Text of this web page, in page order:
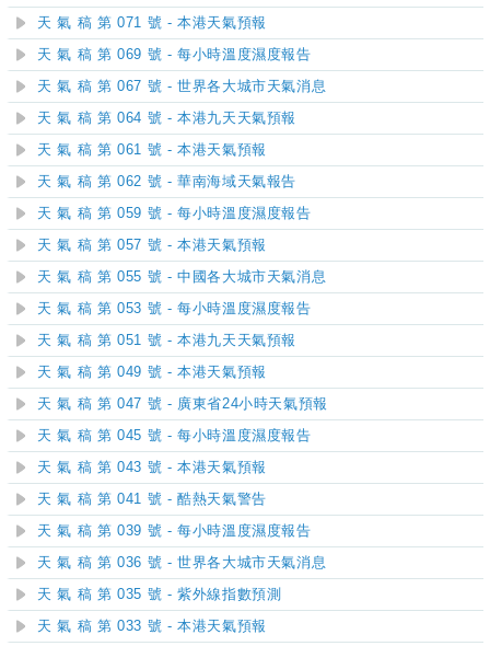
天 氣 稿 第 071 號 - 本港天氣預報
天 氣 稿 第 069 號 - 每小時溫度濕度報告
天 氣 稿 第 067 號 - 世界各大城市天氣消息
天 氣 稿 第 064 號 - 本港九天天氣預報
天 氣 稿 第 061 號 - 本港天氣預報
天 氣 稿 第 062 號 - 華南海域天氣報告
天 氣 稿 第 059 號 - 每小時溫度濕度報告
天 氣 稿 第 057 號 - 本港天氣預報
天 氣 稿 第 055 號 - 中國各大城市天氣消息
天 氣 稿 第 053 號 - 每小時溫度濕度報告
天 氣 稿 第 051 號 - 本港九天天氣預報
天 氣 稿 第 049 號 - 本港天氣預報
天 氣 稿 第 047 號 - 廣東省24小時天氣預報
天 氣 稿 第 045 號 - 每小時溫度濕度報告
天 氣 稿 第 043 號 - 本港天氣預報
天 氣 稿 第 041 號 - 酷熱天氣警告
天 氣 稿 第 039 號 - 每小時溫度濕度報告
天 氣 稿 第 036 號 - 世界各大城市天氣消息
天 氣 稿 第 035 號 - 紫外線指數預測
天 氣 稿 第 033 號 - 本港天氣預報